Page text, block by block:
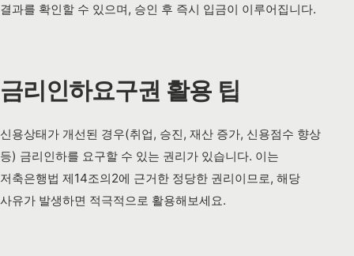
결과를 확인할 수 있으며, 승인 후 즉시 입금이 이루어집니다.
금리인하요구권 활용 팁
신용상태가 개선된 경우(취업, 승진, 재산 증가, 신용점수 향상
등) 금리인하를 요구할 수 있는 권리가 있습니다. 이는
저축은행법 제14조의2에 근거한 정당한 권리이므로, 해당
사유가 발생하면 적극적으로 활용해보세요.